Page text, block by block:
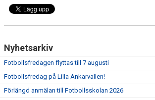
Nyhetsarkiv
Fotbollsfredagen flyttas till 7 augusti
Fotbollsfredag på Lilla Ankarvallen!
Förlängd anmälan till Fotbollsskolan 2026